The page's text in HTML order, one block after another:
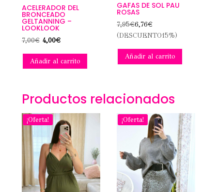
ACELERADOR DEL
BRONCEADO
GELTANNING –
LOOKLOOK
7,00€ El
original
4,00€El
actual
Añadir al carrito
GAFAS DE SOL PAU
ROSAS
7,95€6,76€
(DESCUENTO15%)
Añadir al carrito
Productos relacionados
¡Oferta! ¡Oferta!